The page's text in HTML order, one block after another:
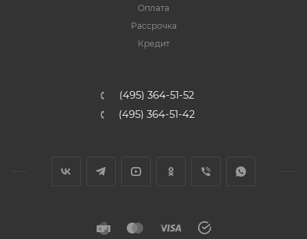
Оплата
Рассрочка
Кредит
(495) 364-51-52
(495) 364-51-42